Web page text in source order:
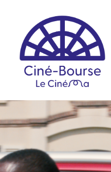
FILMS ET HORAIRES
ÉVÉNEMENTS
SCOLAIRES